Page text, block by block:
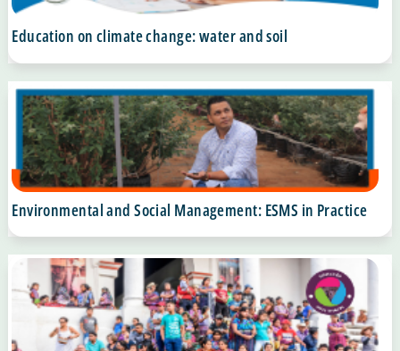
Education on climate change: water and soil
Environmental and Social Management: ESMS in Practice